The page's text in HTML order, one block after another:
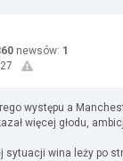
newsów: 1
występu a
więcej głodu,
sytuacji wina leży po